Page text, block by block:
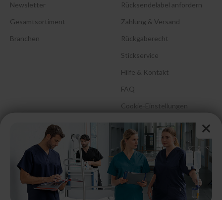
Newsletter
Gesamtsortiment
Branchen
Rücksendelabel anfordern
Zahlung & Versand
Rückgaberecht
Stickservice
Hilfe & Kontakt
FAQ
Cookie-Einstellungen
Barrierefreiheitserklärung
Größenberatung &
Pflegehinweise
Größentabelle Damen